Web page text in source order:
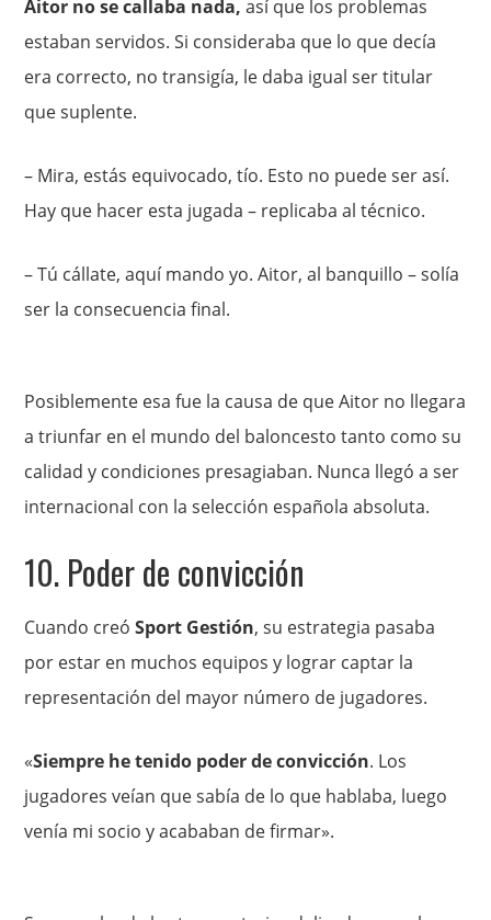
Aitor no se callaba nada, así que los problemas
estaban servidos. Si consideraba que lo que decía
era correcto, no transigía, le daba igual ser titular
que suplente.
– Mira, estás equivocado, tío. Esto no puede ser así.
Hay que hacer esta jugada – replicaba al técnico.
– Tú cállate, aquí mando yo. Aitor, al banquillo – solía
ser la consecuencia final.
Posiblemente esa fue la causa de que Aitor no llegara
a triunfar en el mundo del baloncesto tanto como su
calidad y condiciones presagiaban. Nunca llegó a ser
internacional con la selección española absoluta.
10. Poder de convicción
Cuando creóSport Gestión, su estrategia pasaba
por estar en muchos equipos y lograr captar la
representación del mayor número de jugadores.
«Siempre he tenido poder de convicción. Los
jugadores veían que sabía de lo que hablaba, luego
venía mi socio y acababan de firmar».